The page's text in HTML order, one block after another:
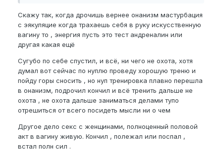
Скажу так, когда дрочишь вернее онанизм мастурбация
с эякуляцие когда трахаешь себя в руку искусственную
вагину то , энергия пусть это тест андреналин или
другая какая ещё
Сугубо по себе спустил, и всё, ни чего не охота, хотя
думал вот сейчас по нуплю проведу хорошую треню и
пойду горы сносить , но нуп тренировка плавно перешла
в онанизм, подрочил кончил и всё тренить дальше не
охота , не охота дальше заниматься делами тупо
отрешиться от всего посидеть мысли ни о чем
Другое дело секс с женщинами, полноценный половой
акт в вагину живую. Кончил , полежал или поспал ,
встал полн сил .